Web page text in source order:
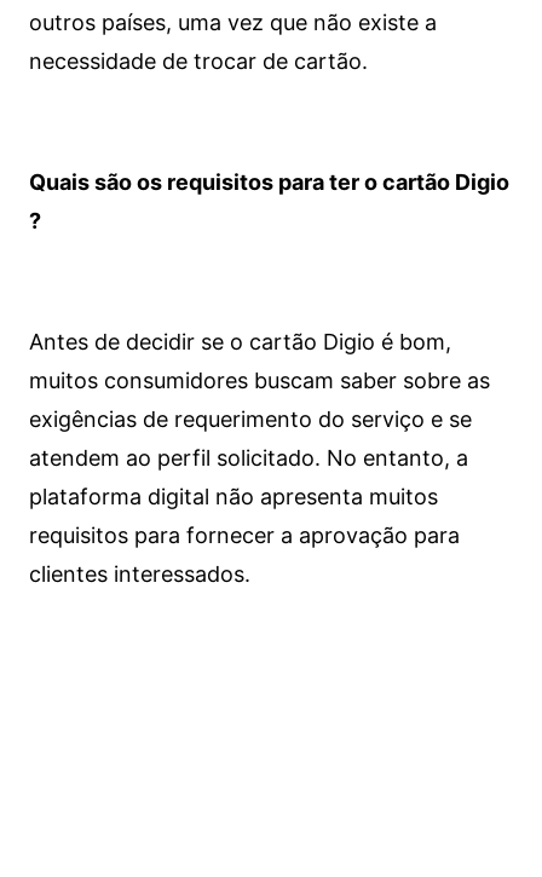
outros países, uma vez que não existe a
necessidade de trocar de cartão.
Quais são os requisitos para ter o cartão Digio
?
Antes de decidir se o cartão Digio é bom,
muitos consumidores buscam saber sobre as
exigências de requerimento do serviço e se
atendem ao perfil solicitado. No entanto, a
plataforma digital não apresenta muitos
requisitos para fornecer a aprovação para
clientes interessados.